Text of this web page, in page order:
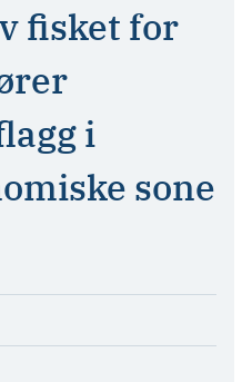
fisket for
i
sone